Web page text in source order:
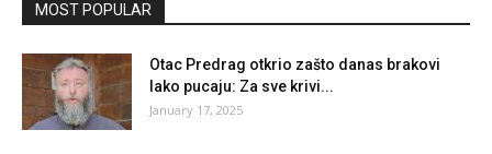
MOST POPULAR
Otac Predrag otkrio zašto danas brakovi
lako pucaju: Za sve krivi...
January 17, 2025